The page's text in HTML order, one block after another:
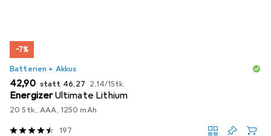
−7%
Batterien + Akkus
EUR
42,90 statt EUR
46,27 EUR
2,14/1Stk.
EnergizerUltimate Lithium
20 Stk., AAA, 1250 mAh
197